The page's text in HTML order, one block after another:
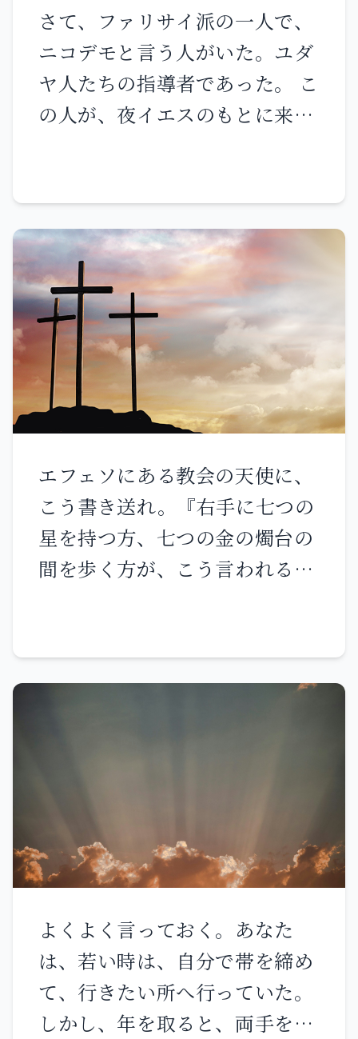
る。 彼らは目を留めて、私を眺
め回す。 私の服を分け合い 衣
をめぐってくじを引く。 主よ、
あなただけは遠く離れないでく
の手から私の唯一の命を。 救っ
てください 獅子の口から、野牛
の角から。 すると、あなたは私
に答えてくださった。 私は兄弟
たちにあなたの名を語り伝え 集
会の中であなたを賛美しよう。
主を畏れる人々よ、主を賛美せ
よ。 ヤコブのすべての子孫よ、
主を崇めよ。 イスラエルのすべ
ての子孫よ、主を畏れよ。
ち去った。
娘が与えられた。 彼は長女をエ
ミマ、次女をケツィア、三女を
ケレン・プクと名付けた。 ヨブ
の娘たちのような美しい女は地
間に相続地を与えた。 この後、
ヨブは百四十年生き、子、孫、
四代の先まで見届けた。
さて、ファリサイ派の一人で、
ニコデモと言う人がいた。ユダ
ヤ人たちの指導者であった。 こ
の人が、夜イエスのもとに来て
師であることを知っています。
神が共におられるのでなけれ
ば、あなたのなさるようなしる
しを、誰も行うことはできない
からです。」 イエスは答えて言
われた。「よくよく言ってお
く。人は、新たに生まれなけれ
ば、神の国を見ることはできな
を取った者が、どうして生まれ
ることができましょう。もう一
度、母の胎に入って生まれるこ
とができるでしょうか。」 イエ
から生まれなければ、神の国に
ことに、驚いてはならない。 風
は思いのままに吹く。あなたは
その音を聞いても、それがどこ
から来て、どこへ行くかを知ら
ない。霊から生まれた者も皆そ
のとおりである。」 するとニコ
エフェソにある教会の天使に、
こう書き送れ。『右手に七つの
星を持つ方、七つの金の燭台の
間を歩く方が、こう言われる。
たが悪しき者たちに我慢でき
ず、自ら使徒と称して実はそう
のゆえに忍び、疲れ果てること
がなかった。 しかし、あなたに
言うべきことがある。あなたは
れゆえ、あなたがどこから落ち
たかを思い出し、悔い改めて、
初めの行いをしなさい。悔い改
よくよく言っておく。あなた
は、若い時は、自分で帯を締め
て、行きたい所へ行っていた。
しかし、年を取ると、両手を広